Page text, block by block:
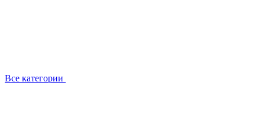
Все категории